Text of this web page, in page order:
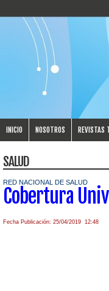
INICIO NOSOTROS REVISTAS
SALUD
RED NACIONAL DE SALUD
Cobertura
Fecha Publicación: 25/04/2019 12:48